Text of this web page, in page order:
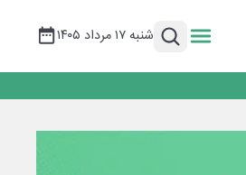
شنبه ۱۷ مرداد ۱۴۰۵